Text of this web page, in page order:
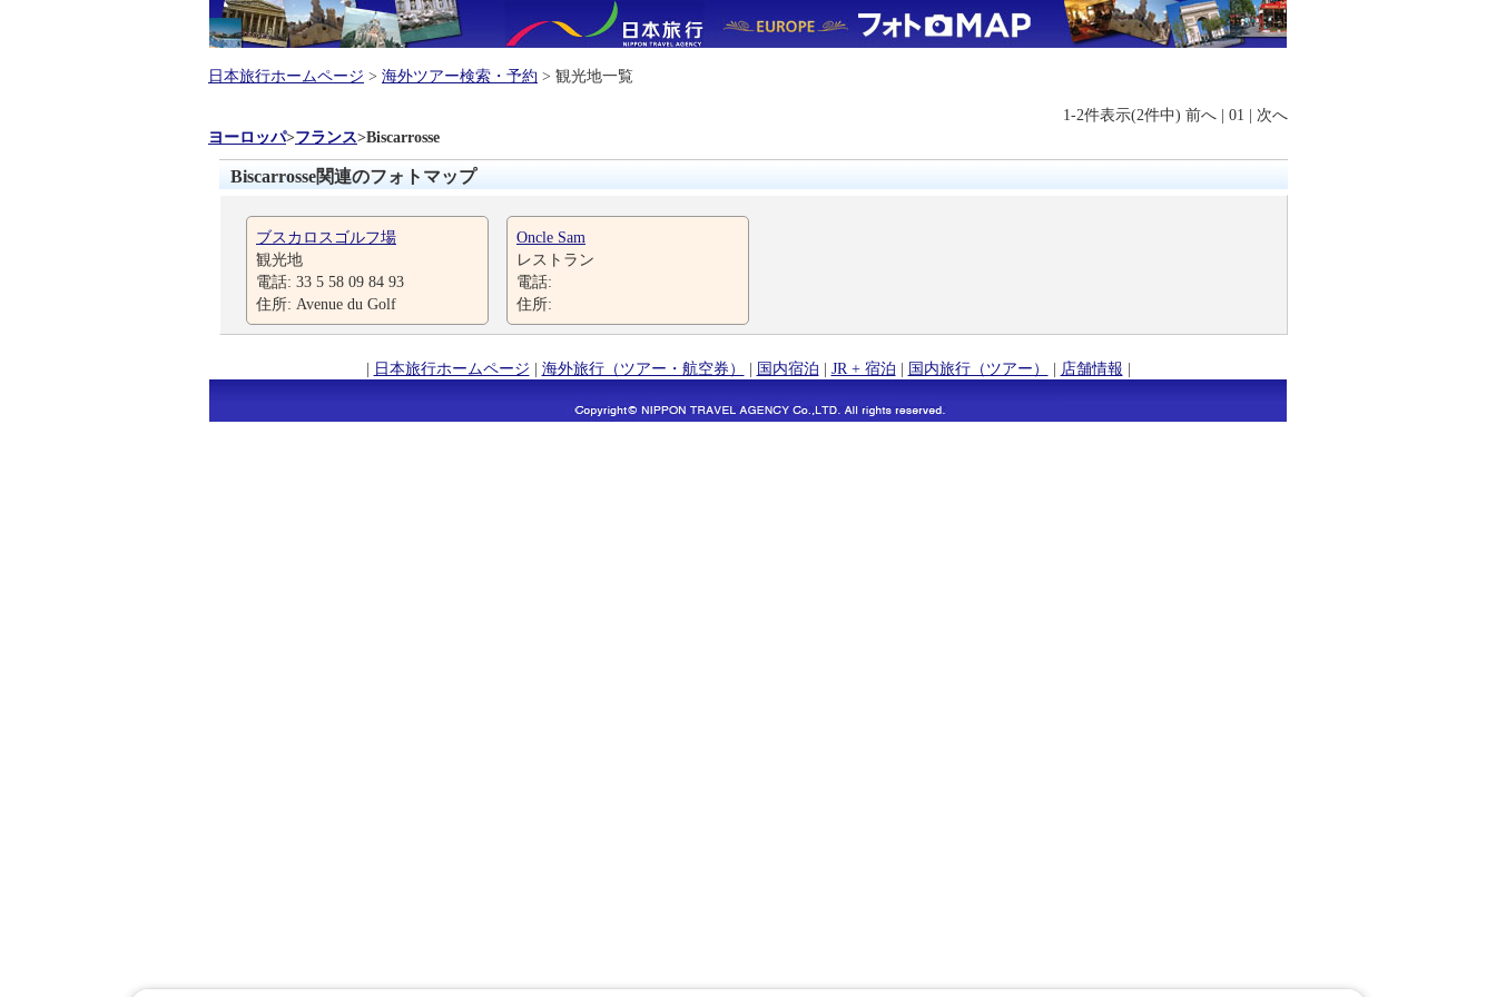
日本旅行ホームページ > 海外ツアー検索・予約 > 観光地一覧
1-2件表示(2件中) 前へ | 01 | 次へ
ヨーロッパ>フランス>Biscarrosse
Biscarrosse関連のフォトマップ
ブスカロスゴルフ場
観光地
電話: 33 5 58 09 84 93
住所: Avenue du Golf
Oncle Sam
レストラン
電話:
住所:
| 日本旅行ホームページ | 海外旅行（ツアー・航空券） | 国内宿泊 | JR + 宿泊 | 国内旅行（ツアー） | 店舗情報 |